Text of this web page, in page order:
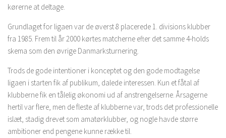
kørerne at deltage.
Grundlaget for ligaen var de øverst 8 placerede 1. divisions klubber
fra 1985. Frem til år 2000 kørtes matcherne efter det samme 4-holds
skema som den øvrige Danmarksturnering.
Trods de gode intentioner i konceptet og den gode modtagelse
ligaen i starten fik af publikum, dalede interessen. Kun et fåtal af
klubberne fik en tålelig økonomi ud af anstrengelserne. Årsagerne
hertil var flere, men de fleste af klubberne var, trods det professionelle
islæt, stadig drevet som amatørklubber, og nogle havde større
ambitioner end pengene kunne række til.